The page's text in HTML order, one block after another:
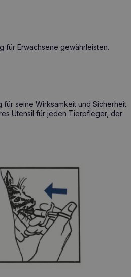
für Erwachsene gewährleisten.
seine Wirksamkeit und Sicherheit
Utensil für jeden Tierpfleger, der